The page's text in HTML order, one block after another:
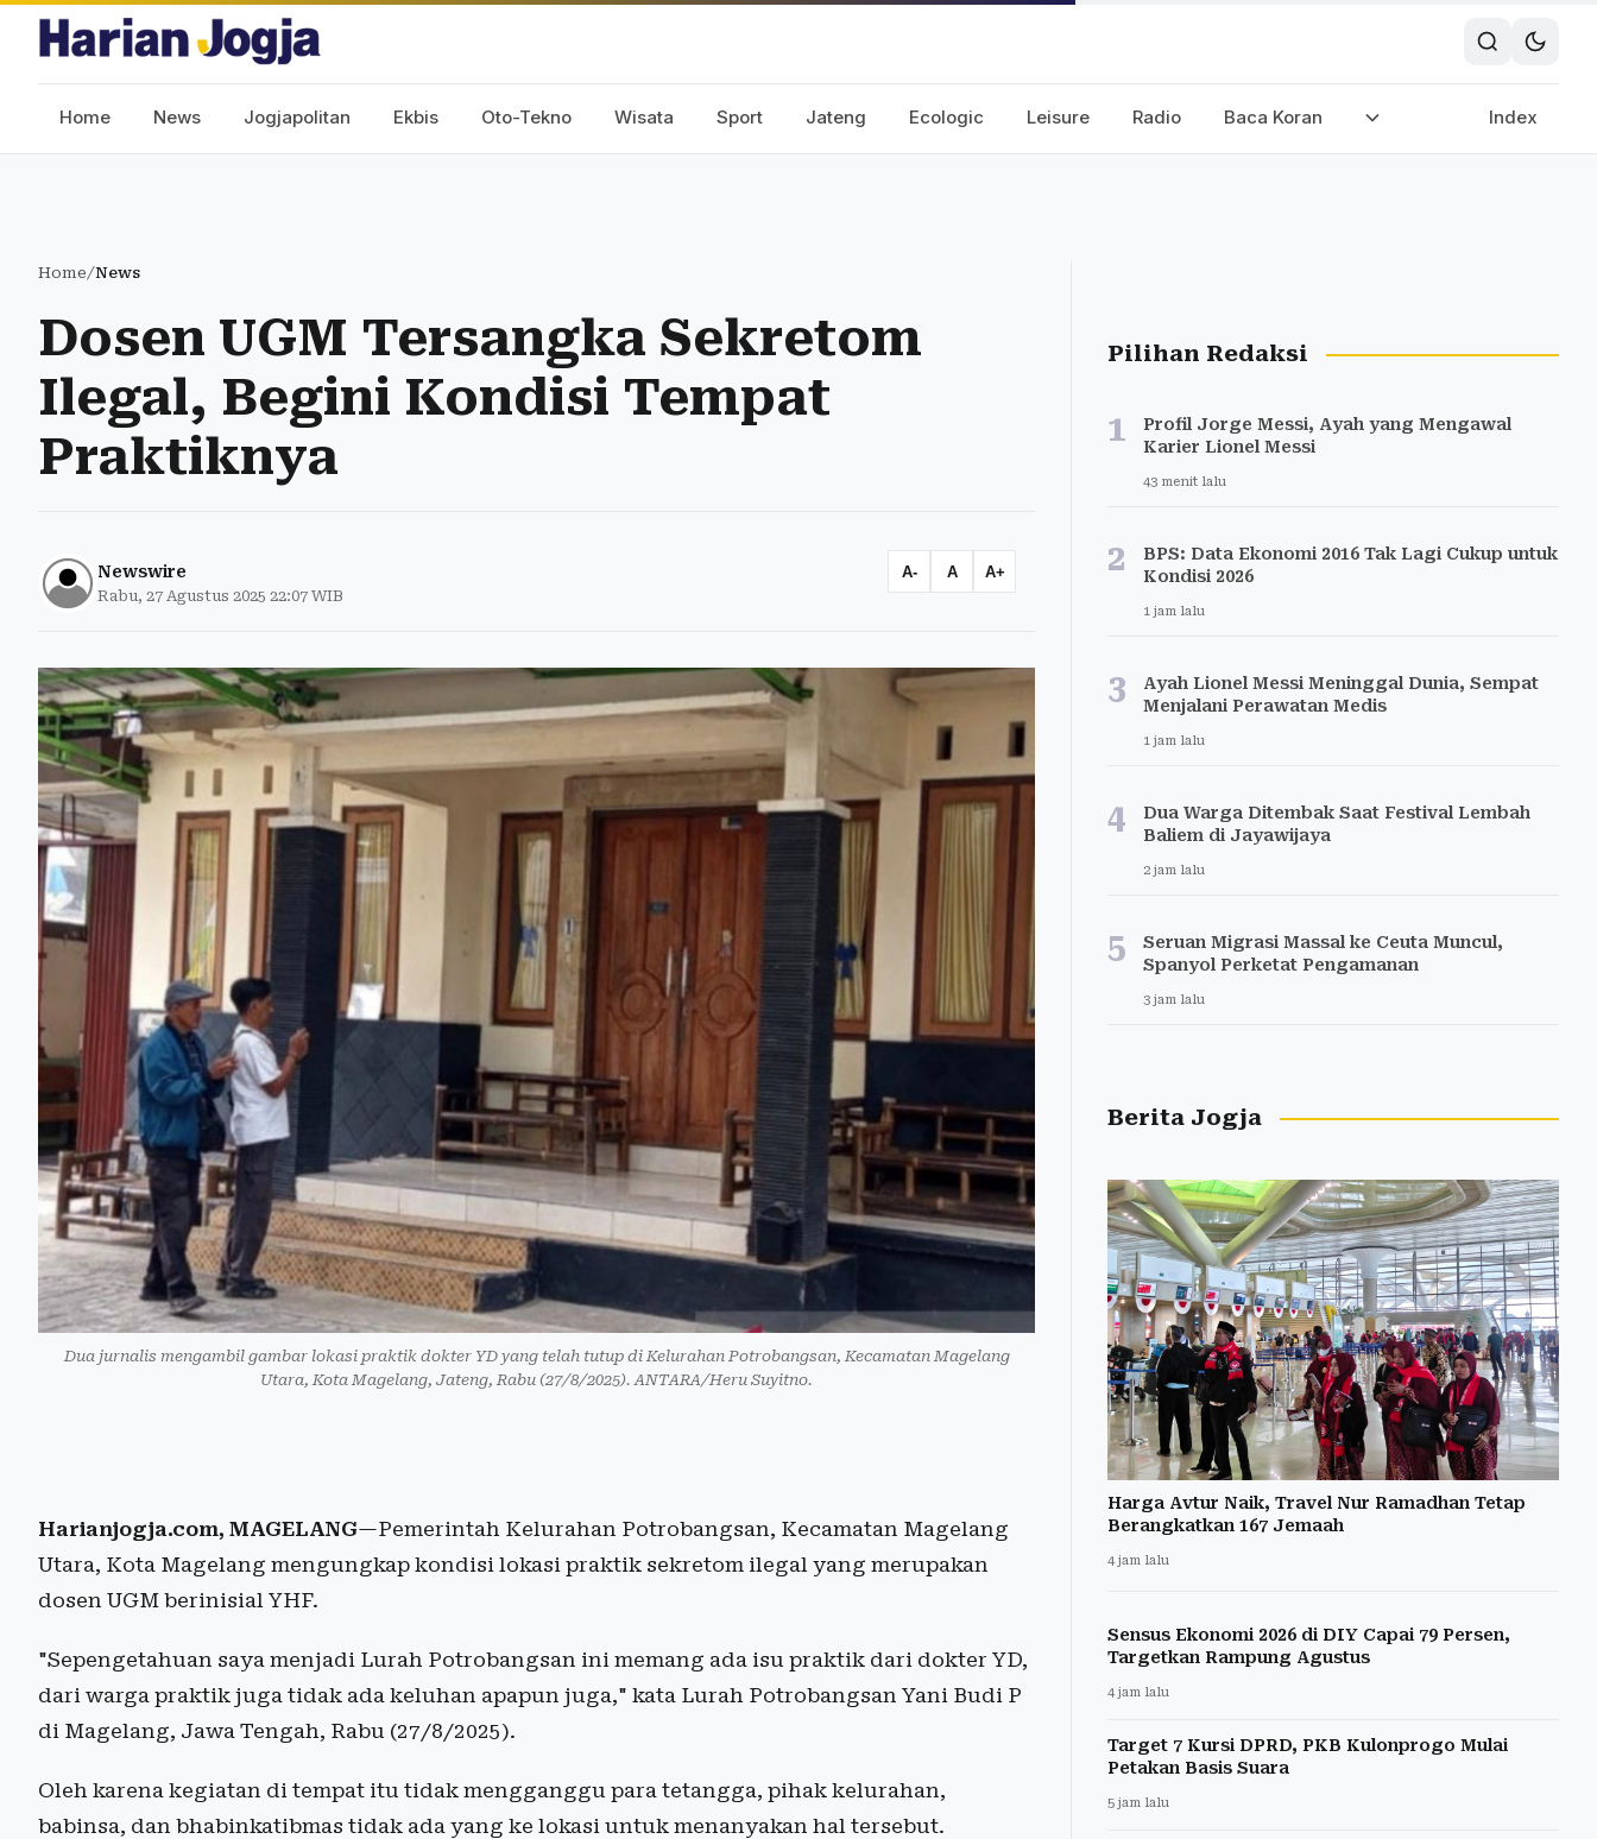
Home News Jogjapolitan Ekbis Oto-Tekno Wisata Sport Jateng Ecologic Leisure Radio Baca Koran Index
Home/News
Dosen UGM Tersangka Sekretom
Ilegal, Begini Kondisi Tempat
Praktiknya
Newswire
Rabu, 27 Agustus 2025 22:07 WIB
A- A A+
Dua jurnalis mengambil gambar lokasi praktik dokter YD yang telah tutup di Kelurahan Potrobangsan, Kecamatan Magelang
Utara, Kota Magelang, Jateng, Rabu (27/8/2025). ANTARA/Heru Suyitno.
Harianjogja.com, MAGELANG—Pemerintah Kelurahan Potrobangsan, Kecamatan Magelang
Utara, Kota Magelang mengungkap kondisi lokasi praktik sekretom ilegal yang merupakan
dosen UGM berinisial YHF.
"Sepengetahuan saya menjadi Lurah Potrobangsan ini memang ada isu praktik dari dokter YD,
dari warga praktik juga tidak ada keluhan apapun juga," kata Lurah Potrobangsan Yani Budi P
di Magelang, Jawa Tengah, Rabu (27/8/2025).
Oleh karena kegiatan di tempat itu tidak mengganggu para tetangga, pihak kelurahan,
babinsa, dan bhabinkatibmas tidak ada yang ke lokasi untuk menanyakan hal tersebut.
Pilihan Redaksi
1
Profil Jorge Messi, Ayah yang Mengawal
Karier Lionel Messi
43 menit lalu
2
BPS: Data Ekonomi 2016 Tak Lagi Cukup untuk
Kondisi 2026
1 jam lalu
3
Ayah Lionel Messi Meninggal Dunia, Sempat
Menjalani Perawatan Medis
1 jam lalu
4
Dua Warga Ditembak Saat Festival Lembah
Baliem di Jayawijaya
2 jam lalu
5
Seruan Migrasi Massal ke Ceuta Muncul,
Spanyol Perketat Pengamanan
3 jam lalu
Berita Jogja
Harga Avtur Naik, Travel Nur Ramadhan Tetap
Berangkatkan 167 Jemaah
4 jam lalu
Sensus Ekonomi 2026 di DIY Capai 79 Persen,
Targetkan Rampung Agustus
4 jam lalu
Target 7 Kursi DPRD, PKB Kulonprogo Mulai
Petakan Basis Suara
5 jam lalu